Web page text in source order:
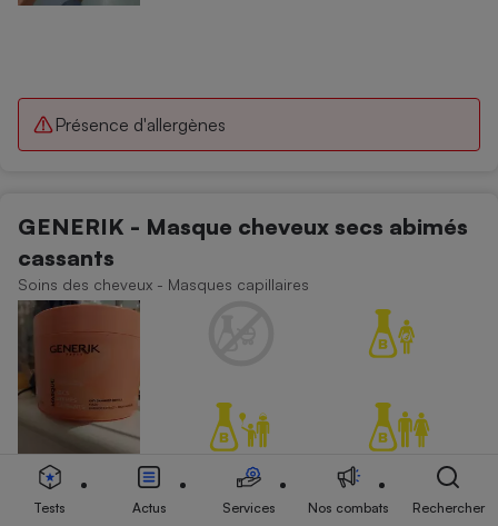
Présence d'allergènes
GENERIK - Masque cheveux secs abimés
cassants
Soins des cheveux - Masques capillaires
Tests Actus Services Nos combats Rechercher